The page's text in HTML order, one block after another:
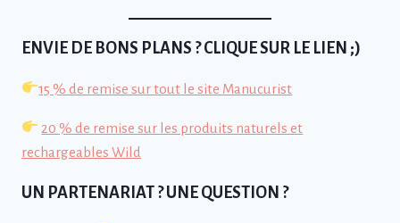
ENVIE DE BONS PLANS ? CLIQUE SUR LE LIEN ;)
15 % de remise sur tout le site Manucurist
20 % de remise sur les produits naturels et
rechargeables Wild
UN PARTENARIAT ? UNE QUESTION ?